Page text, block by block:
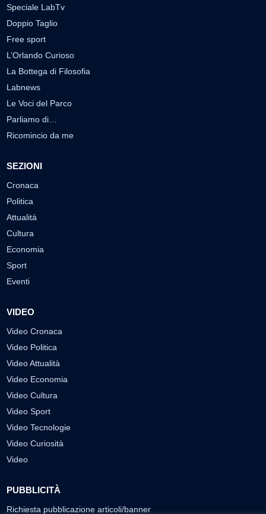
Speciale LabTv
Doppio Taglio
Free sport
L’Orlando Curioso
La Bottega di Filosofia
Labnews
Le Voci del Parco
Parliamo di…
Ricomincio da me
SEZIONI
Cronaca
Politica
Attualità
Cultura
Economia
Sport
Eventi
VIDEO
Video Cronaca
Video Politica
Video Attualità
Video Economia
Video Cultura
Video Sport
Video Tecnologie
Video Curiosità
Video
PUBBLICITÀ
Richiesta pubblicazione articoli/banner